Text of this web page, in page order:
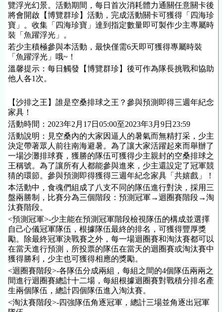
覽浮光幻景。活動期間，每日首次消耗體力通關任意關卡後
將會開啟【博覽群珍】活動，完成活動關卡可獲得「四海珍
寶」。收集「四海珍寶」達到指定數量即可製作少主專屬時
裝「魚躍浮光」。
若少主積極參與本活動，最快僅需6天即可獲得專屬時裝
「魚躍浮光」哦~！
溫馨提示：每日觸發【博覽群珍】後可作為隊長挑戰和協助
他人各1次。
【沙排之王】誰是空桑排球之王？參與預測即得三週年紀念
家具 ！
活動時間：2023年2月17日05:00至2023年3月9日23:59
活動說明：見空桑內的大家因逼人的暑氣而無精打采，少主
決定帶著眾人前往南海避暑。為了讓大家活躍起來而舉辦了
一場沙灘排球賽，獲勝的隊伍可獲得少主親封的空桑排球之
王稱號。為了讓所有人都能參與進來，少主還設定了冠軍競
猜的環節。參與預測即得獲得三週年紀念家具 「共嬉戲」！
本活動中，食魂們組成了八支不同的隊伍進行對決，採用三
盤兩勝制，比賽分為三個階段：預測冠軍→迴圈賽階段→淘
汰賽階段。
<預測冠軍>-少主能在預測冠軍階段檢視隊伍的構成並選擇
自己心儀冠軍隊伍，根據隊伍最終的排名，可獲得豐厚獎
勵。除最終冠軍決戰賽之外，每一場迴圈賽和淘汰賽都可以
在當天進行預測，所投票的隊伍在當天的迴圈賽或淘汰賽中
獲得勝利，少主也可獲得相應的獎勵。
<迴圈賽階段>-各隊伍分成兩組，每組之間的4個隊伍兩兩之
間進行迴圈賽總計十二場，每組根據迴圈賽對戰積分排名產
生兩個隊伍，總計四個隊伍進入淘汰賽。
<淘汰賽階段>-四強隊伍角逐冠軍，總計三場並角逐出冠軍